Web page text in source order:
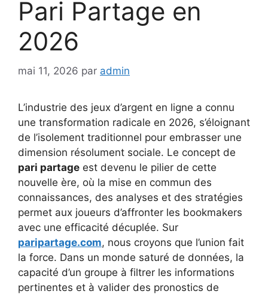
Pari Partage en
2026
mai 11, 2026 par admin
L’industrie des jeux d’argent en ligne a connu
une transformation radicale en 2026, s’éloignant
de l’isolement traditionnel pour embrasser une
dimension résolument sociale. Le concept de
pari partage est devenu le pilier de cette
nouvelle ère, où la mise en commun des
connaissances, des analyses et des stratégies
permet aux joueurs d’affronter les bookmakers
avec une efficacité décuplée. Sur
paripartage.com, nous croyons que l’union fait
la force. Dans un monde saturé de données, la
capacité d’un groupe à filtrer les informations
pertinentes et à valider des pronostics de